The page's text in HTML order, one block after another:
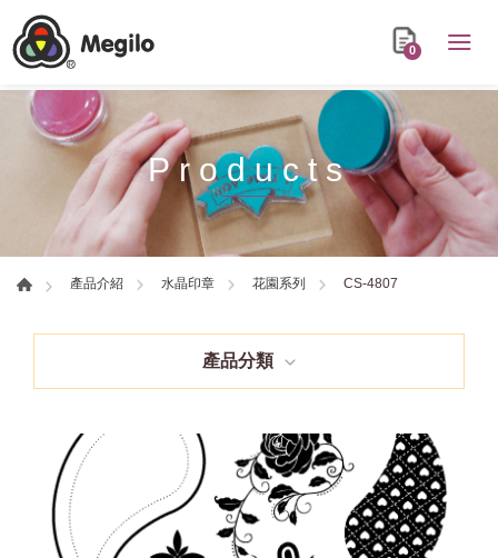
0
Products
產品介紹 水晶印章 花園系列 CS-4807
產品分類